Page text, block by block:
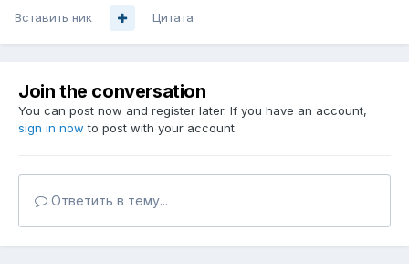
Вставить ник Цитата
Join the conversation
You can post now and register later. If you have an account,
sign in now to post with your account.
Ответить в тему...